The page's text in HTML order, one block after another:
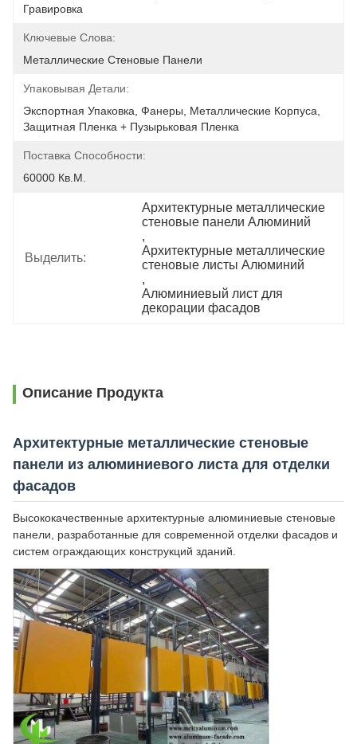
Гравировка
Ключевые Слова:
Металлические Стеновые Панели
Упаковывая Детали:
Экспортная Упаковка, Фанеры, Металлические Корпуса,
Защитная Пленка + Пузырьковая Пленка
Поставка Способности:
60000 Кв.м.
Выделить:
Архитектурные металлические
стеновые панели Алюминий
,
Архитектурные металлические
стеновые листы Алюминий
,
Алюминиевый лист для
декорации фасадов
Описание Продукта
Архитектурные металлические стеновые
панели из алюминиевого листа для отделки
фасадов
Высококачественные архитектурные алюминиевые стеновые
панели, разработанные для современной отделки фасадов и
систем ограждающих конструкций зданий.